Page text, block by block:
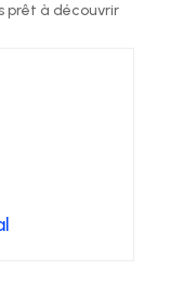
prêt à découvrir